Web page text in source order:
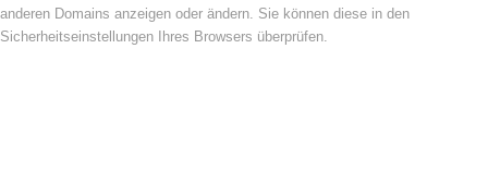
anderen Domains anzeigen oder ändern. Sie können diese in den
Sicherheitseinstellungen Ihres Browsers überprüfen.